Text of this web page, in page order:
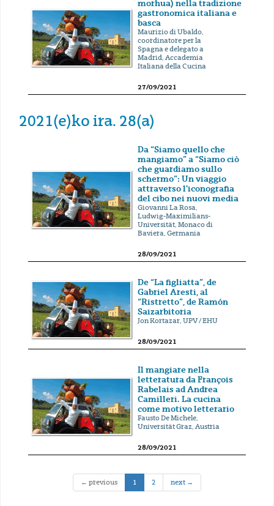
morhua) nella tradizione
gastronomica italiana e
basca
Maurizio di Ubaldo,
coordinatore per la
Spagna e delegato a
Madrid, Accademia
Italiana della Cucina
27/09/2021
2021(e)ko ira. 28(a)
Da “Siamo quello che
mangiamo” a “Siamo ciò
che guardiamo sullo
schermo”: Un viaggio
attraverso l'iconografia
del cibo nei nuovi media
Giovanni La Rosa,
Ludwig-Maximilians-
Universität, Monaco di
Baviera, Germania
28/09/2021
De “La figliatta”, de
Gabriel Aresti, al
“Ristretto”, de Ramón
Saizarbitoria
Jon Kortazar, UPV / EHU
28/09/2021
Il mangiare nella
letteratura da François
Rabelais ad Andrea
Camilleri. La cucina
come motivo letterario
Fausto De Michele,
Universität Graz, Austria
28/09/2021
← previous 1 (current)
2 next →